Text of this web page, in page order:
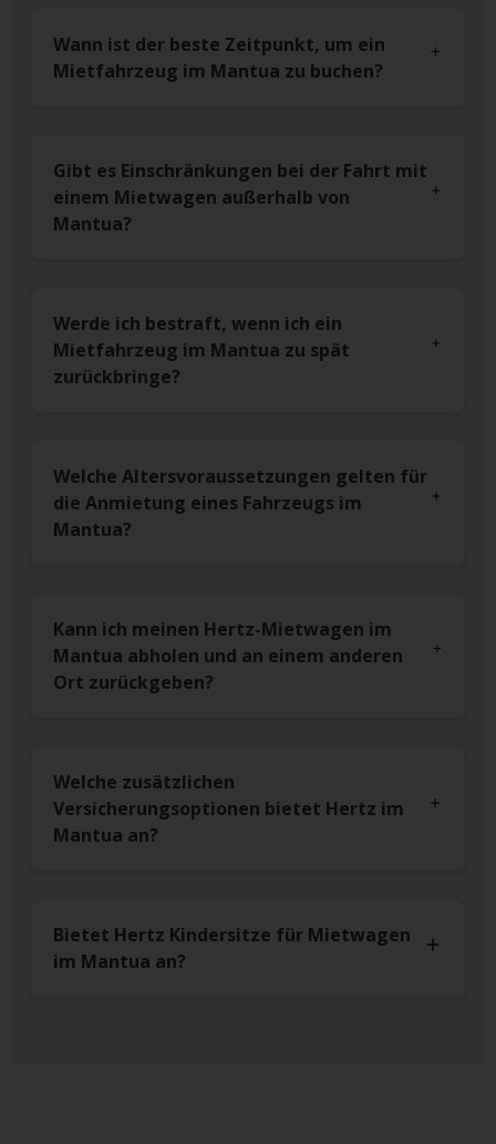
Wann ist der beste Zeitpunkt, um ein
Mietfahrzeug im Mantua zu buchen?
Gibt es Einschränkungen bei der Fahrt mit
einem Mietwagen außerhalb von
Mantua?
Werde ich bestraft, wenn ich ein
Mietfahrzeug im Mantua zu spät
zurückbringe?
Welche Altersvoraussetzungen gelten für
die Anmietung eines Fahrzeugs im
Mantua?
Kann ich meinen Hertz-Mietwagen im
Mantua abholen und an einem anderen
Ort zurückgeben?
Welche zusätzlichen
Versicherungsoptionen bietet Hertz im
Mantua an?
Bietet Hertz Kindersitze für Mietwagen
im Mantua an?